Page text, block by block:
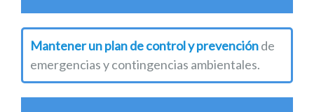
Mantener un plan de control y prevenciónde
emergencias y contingencias ambientales.